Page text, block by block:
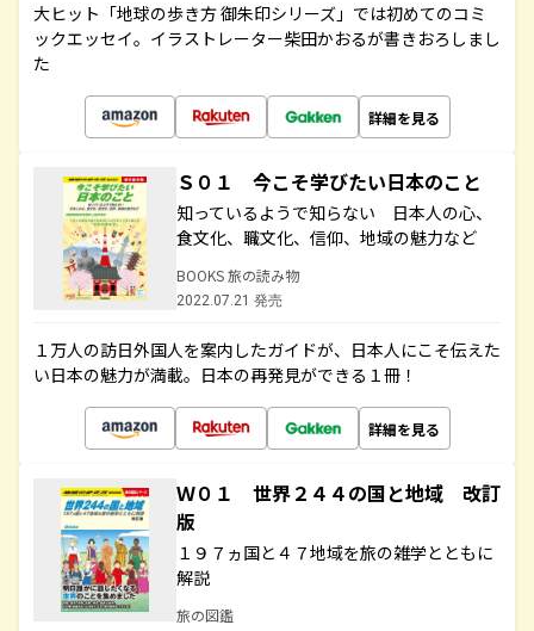
大ヒット「地球の歩き方 御朱印シリーズ」では初めてのコミ
ックエッセイ。イラストレーター柴田かおるが書きおろしまし
た
詳細を見る
Ｓ０１ 今こそ学びたい日本のこと
知っているようで知らない 日本人の心、
食文化、職文化、信仰、地域の魅力など
BOOKS 旅の読み物
2022.07.21 発売
１万人の訪日外国人を案内したガイドが、日本人にこそ伝えた
い日本の魅力が満載。日本の再発見ができる１冊！
詳細を見る
Ｗ０１ 世界２４４の国と地域 改訂
版
１９７ヵ国と４７地域を旅の雑学とともに
解説
旅の図鑑